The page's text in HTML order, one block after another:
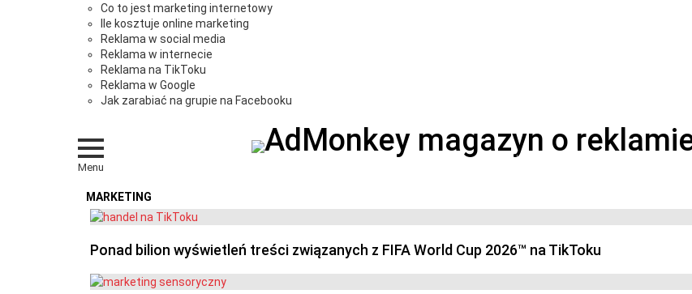
Co to jest marketing internetowy
Ile kosztuje online marketing
Reklama w social media
Reklama w internecie
Reklama na TikToku
Reklama w Google
Jak zarabiać na grupie na Facebooku
Menu magazyn o marketingu, reklamie i kreatywności
MARKETING
OSTATNIE
Ponad bilion wyświetleń treści związanych z FIFA World Cup 2026™ na TikToku